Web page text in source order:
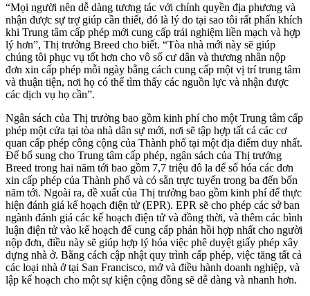
“Mọi người nên dễ dàng tương tác với chính quyền địa phương và
nhận được sự trợ giúp cần thiết, đó là lý do tại sao tôi rất phấn khích
khi Trung tâm cấp phép mới cung cấp trải nghiệm liền mạch và hợp
lý hơn”, Thị trưởng Breed cho biết. “Tòa nhà mới này sẽ giúp
chúng tôi phục vụ tốt hơn cho vô số cư dân và thương nhân nộp
đơn xin cấp phép mỗi ngày bằng cách cung cấp một vị trí trung tâm
và thuận tiện, nơi họ có thể tìm thấy các nguồn lực và nhận được
các dịch vụ họ cần”.
Ngân sách của Thị trưởng bao gồm kinh phí cho một Trung tâm cấp
phép một cửa tại tòa nhà dân sự mới, nơi sẽ tập hợp tất cả các cơ
quan cấp phép công cộng của Thành phố tại một địa điểm duy nhất.
Để bổ sung cho Trung tâm cấp phép, ngân sách của Thị trưởng
Breed trong hai năm tới bao gồm 7,7 triệu đô la để số hóa các đơn
xin cấp phép của Thành phố và có sẵn trực tuyến trong ba đến bốn
năm tới. Ngoài ra, đề xuất của Thị trưởng bao gồm kinh phí để thực
hiện đánh giá kế hoạch điện tử (EPR). EPR sẽ cho phép các sở ban
ngành đánh giá các kế hoạch điện tử và đồng thời, và thêm các bình
luận điện tử vào kế hoạch để cung cấp phản hồi hợp nhất cho người
nộp đơn, điều này sẽ giúp hợp lý hóa việc phê duyệt giấy phép xây
dựng nhà ở. Bằng cách cập nhật quy trình cấp phép, việc tăng tất cả
các loại nhà ở tại San Francisco, mở và điều hành doanh nghiệp, và
lập kế hoạch cho một sự kiện cộng đồng sẽ dễ dàng và nhanh hơn.